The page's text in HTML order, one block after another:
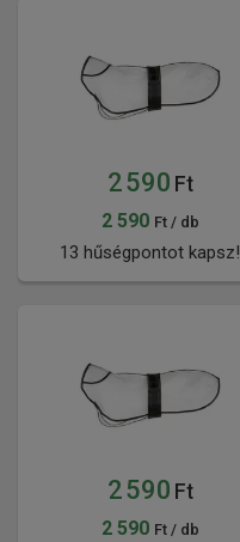
2 590 Ft
2 590 Ft / db
13 hűségpontot kapsz!
2 590 Ft
2 590 Ft / db